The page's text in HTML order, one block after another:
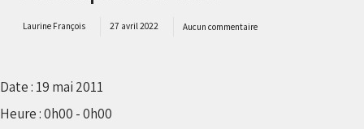
Laurine François 27 avril 2022 Aucun commentaire
Date : 19 mai 2011
Heure :0h00 - 0h00